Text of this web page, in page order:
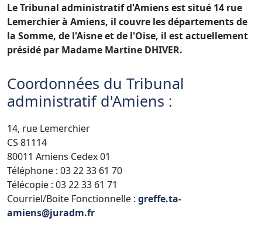
Le Tribunal administratif d'Amiens est situé 14 rue
Lemerchier à Amiens, il couvre les départements de
la Somme, de l'Aisne et de l'Oise, il est actuellement
présidé par Madame Martine DHIVER.
Coordonnées du Tribunal
administratif d'Amiens :
14, rue Lemerchier
CS 81114
80011 Amiens Cedex 01
Téléphone : 03 22 33 61 70
Télécopie : 03 22 33 61 71
Courriel/Boite Fonctionnelle : greffe.ta-
amiens@juradm.fr